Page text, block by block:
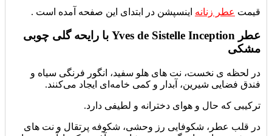
قیمت عطر زنانه اینسپشن در ابتدای این صفحه آمده است .
عطر Yves de Sistelle Inception با رایحه گلی چوبی
مشکی
در لحظه‌ ی نخست، نت‌ های هلو سفید، انگور فرنگی سیاه و
فندق فضایی شیرین، آبدار و کمی خامه‌ای ایجاد می‌کنند.
ترکیبی که حال‌ و هوای دخترانه و لطیفی دارد.
در قلب عطر، شکوفایی رز وحشی، شکوفه پرتقال و نت‌ های